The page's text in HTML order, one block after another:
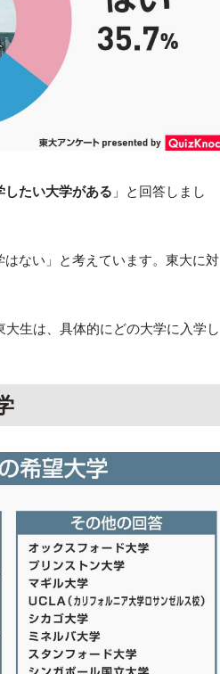
したい大学がある 」と回答しまし
ない」と考えています。東大に対
生は、具体的にどの大学に入学し